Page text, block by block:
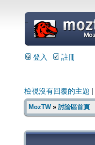
=
登入 註冊
檢視沒有回覆的主題
MozTW» 討論區首頁